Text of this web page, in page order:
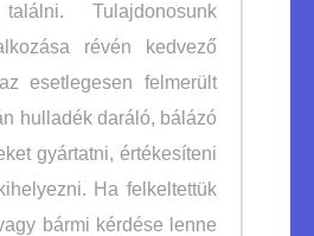
Tulajdonosunk
révén kedvező
esetlegesen felmerült
hulladék daráló, bálázó
gyártatni, értékesíteni
Ha felkeltettük
bármi kérdése lenne